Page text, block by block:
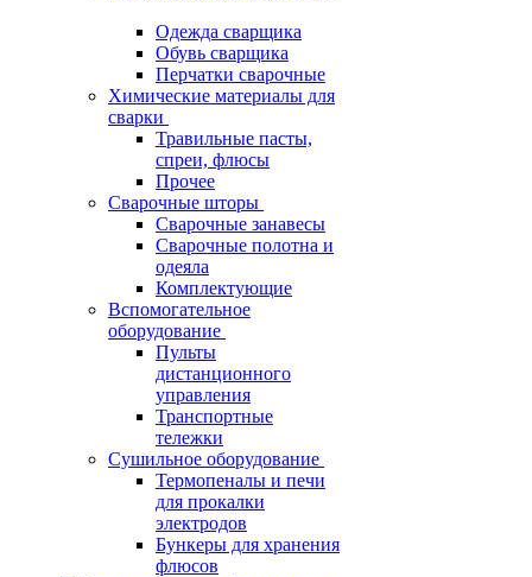
Одежда сварщика
Обувь сварщика
Перчатки сварочные
Химические материалы для
сварки
Травильные пасты,
спреи, флюсы
Прочее
Сварочные шторы
Сварочные занавесы
Сварочные полотна и
одеяла
Комплектующие
Вспомогательное
оборудование
Пульты
дистанционного
управления
Транспортные
тележки
Сушильное оборудование
Термопеналы и печи
для прокалки
электродов
Бункеры для хранения
флюсов